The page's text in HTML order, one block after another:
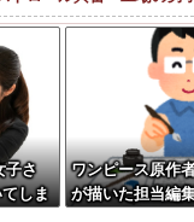
クをしてしまう
と思う！！！！！
に見せる内容じゃない｡
通さないといけないんだ
子さ
しま
ワンピース原作
が描いた担当編